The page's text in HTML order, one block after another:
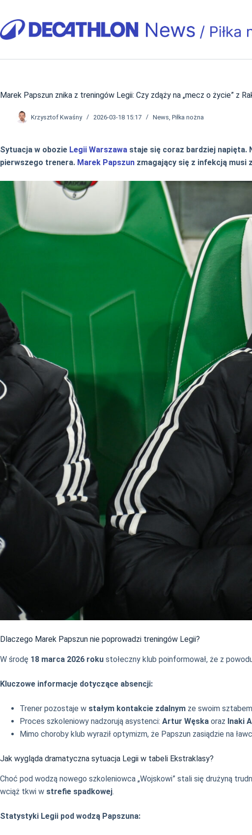
treści
Marek Papszun znika z treningów Legii: Czy zdąży na „mecz o życie” z
Krzysztof Kwaśny 2026-03-18 15:17 News ,Piłka nożna
Sytuacja w obozie Legii Warszawa staje się coraz bardziej napięta.
pierwszego trenera. Marek Papszun zmagający się z infekcją musi
Dlaczego Marek Papszun nie poprowadzi treningów Legii?
W środę 18 marca 2026 roku stołeczny klub poinformował, że z
Kluczowe informacje dotyczące absencji:
Trener pozostaje w stałym kontakcie zdalnym ze swoim
Proces szkoleniowy nadzorują asystenci: Artur Węska oraz Inaki
Mimo choroby klub wyraził optymizm, że Papszun zasiądzie na
Jak wygląda dramatyczna sytuacja Legii w tabeli Ekstraklasy?
Choć pod wodzą nowego szkoleniowca „Wojskowi” stali się drużyną
wciąż tkwi w strefie spadkowej.
Statystyki Legii pod wodzą Papszuna: